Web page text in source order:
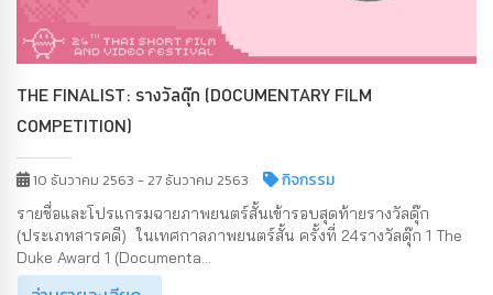
THE FINALIST: รางวัลดุ๊ก (DOCUMENTARY FILM
COMPETITION)
10 ธันวาคม 2563 - 27 ธันวาคม 2563 กิจกรรม
รายชื่อและโปรแกรมฉายภาพยนตร์สั้นเข้ารอบสุดท้ายรางวัลดุ๊ก
(ประเภทสารคดี) ในเทศกาลภาพยนตร์สั้น ครั้งที่ 24รางวัลดุ๊ก 1 The
Duke Award 1 (Documenta...